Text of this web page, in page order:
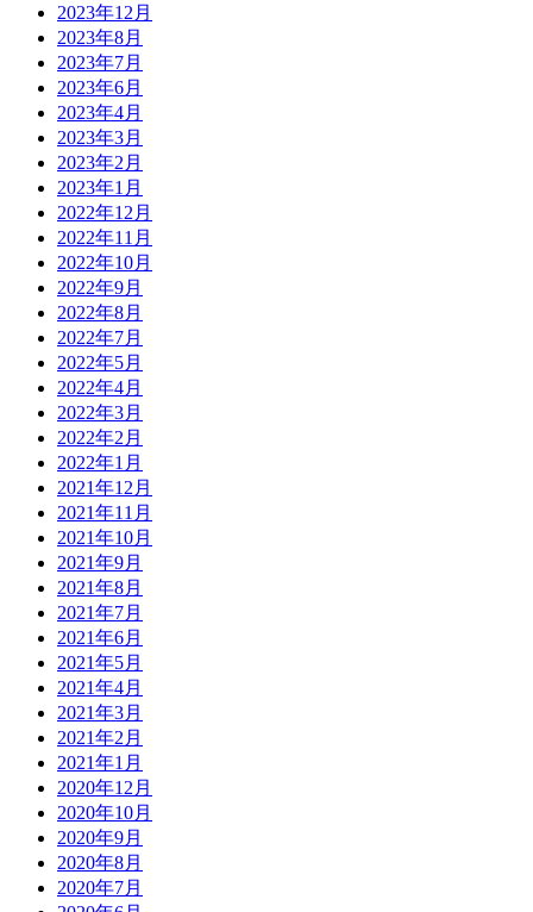
2023年12月
2023年8月
2023年7月
2023年6月
2023年4月
2023年3月
2023年2月
2023年1月
2022年12月
2022年11月
2022年10月
2022年9月
2022年8月
2022年7月
2022年5月
2022年4月
2022年3月
2022年2月
2022年1月
2021年12月
2021年11月
2021年10月
2021年9月
2021年8月
2021年7月
2021年6月
2021年5月
2021年4月
2021年3月
2021年2月
2021年1月
2020年12月
2020年10月
2020年9月
2020年8月
2020年7月